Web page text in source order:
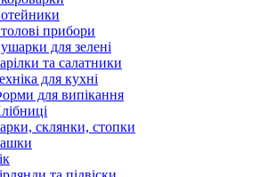
прибори
для зелені
та салатники
для кухні
для випікання
склянки, стопки